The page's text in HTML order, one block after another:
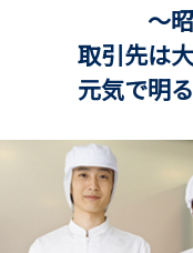
～昭和30 年
取引先は大手
元気で明るい